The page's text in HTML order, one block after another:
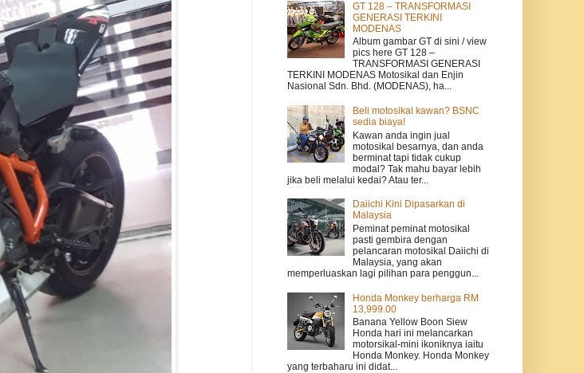
GT 128 – TRANSFORMASI
GENERASI TERKINI
MODENAS
Album gambar GT di sini / view
pics here GT 128 –
TRANSFORMASI GENERASI
TERKINI MODENAS Motosikal dan Enjin
Nasional Sdn. Bhd. (MODENAS), ha...
Beli motosikal kawan? BSNC
sedia biaya!
Kawan anda ingin jual
motosikal besarnya, dan anda
berminat tapi tidak cukup
modal? Tak mahu bayar lebih
jika beli melalui kedai? Atau ter...
Daiichi Kini Dipasarkan di
Malaysia
Peminat peminat motosikal
pasti gembira dengan
pelancaran motosikal Daiichi di
Malaysia, yang akan
memperluaskan lagi pilihan para penggun...
Honda Monkey berharga RM
13,999.00
Banana Yellow Boon Siew
Honda hari ini melancarkan
motorsikal-mini ikoniknya iaitu
Honda Monkey. Honda Monkey
yang terbaharu ini didat...